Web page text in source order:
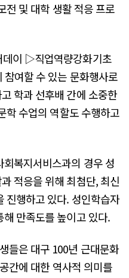
전 및 대학 생활 적응 프로
이 ▷직업역량강화기초
여할 수 있는 문화행사로
학과 선후배 간에 소중한
학 수업의 역할도 수행하고
복지서비스과의 경우 성
적응을 위해 최첨단, 최신
진행하고 있다. 성인학습자
만족도를 높이고 있다.
들은 대구 100년 근대문화
간에 대한 역사적 의미를